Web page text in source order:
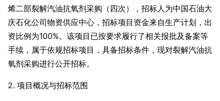
烯二部裂解汽油抗氧剂采购（四次），招标人为中国石油大
庆石化公司物资供应中心，招标项目资金来自生产计划，出
资比例为100%。该项目已按要求履行了相关报批及备案等
手续，属于依规招标项目，具备招标条件，现对裂解汽油抗
氧剂采购进行公开招标。
2. 项目概况与招标范围